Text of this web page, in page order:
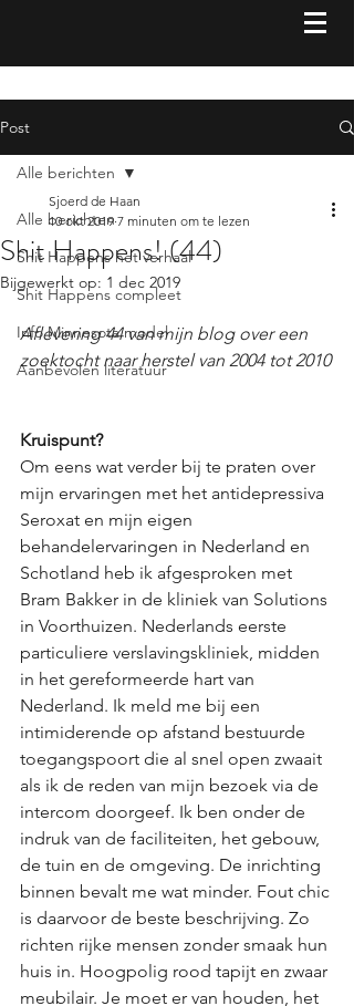
Post
Alle berichten
Shit Happens het verhaal
Shit Happens compleet
Info Minnesota model
Aanbevolen literatuur
Alle berichten
Shit Happens! (44)
Sjoerd de Haan
10 okt 2019 7 minuten om te lezen
Bijgewerkt op: 1 dec 2019
Aflevering 44 van mijn blog over een
zoektocht naar herstel van 2004 tot 2010
Kruispunt?
Om eens wat verder bij te praten over
mijn ervaringen met het antidepressiva
Seroxat en mijn eigen
behandelervaringen in Nederland en
Schotland heb ik afgesproken met
Bram Bakker in de kliniek van Solutions
in Voorthuizen. Nederlands eerste
particuliere verslavingskliniek, midden
in het gereformeerde hart van
Nederland. Ik meld me bij een
intimiderende op afstand bestuurde
toegangspoort die al snel open zwaait
als ik de reden van mijn bezoek via de
intercom doorgeef. Ik ben onder de
indruk van de faciliteiten, het gebouw,
de tuin en de omgeving. De inrichting
binnen bevalt me wat minder. Fout chic
is daarvoor de beste beschrijving. Zo
richten rijke mensen zonder smaak hun
huis in. Hoogpolig rood tapijt en zwaar
meubilair. Je moet er van houden, het